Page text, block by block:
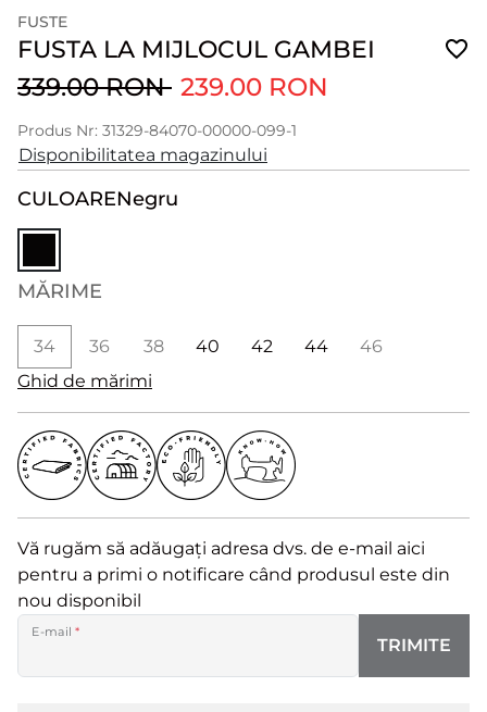
FUSTE
FUSTA LA MIJLOCUL GAMBEI
339.00 RON 239.00 RON
Produs Nr: 31329-84070-00000-099-1
Disponibilitatea magazinului
CULOARENegru
MĂRIME
34 36 38 40 42 44
46
Ghid de mărimi
Vă rugăm să adăugați adresa dvs. de e-mail aici
pentru a primi o notificare când produsul este din
nou disponibil
E-mail*
TRIMITE